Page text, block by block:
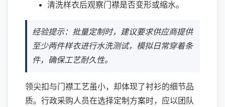
清洗样衣后观察门襟是否变形或缩水。
经验提示：批量定制时，建议要求供应商提供
至少两件样衣进行水洗测试，模拟日常穿着条
件，确保工艺耐久性。
领尖扣与门襟工艺虽小，却体现了衬衫的细节品
质。行政采购人员在选择定制方案时，应以团队